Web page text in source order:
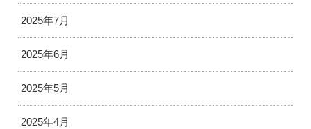
2025年7月
2025年6月
2025年5月
2025年4月